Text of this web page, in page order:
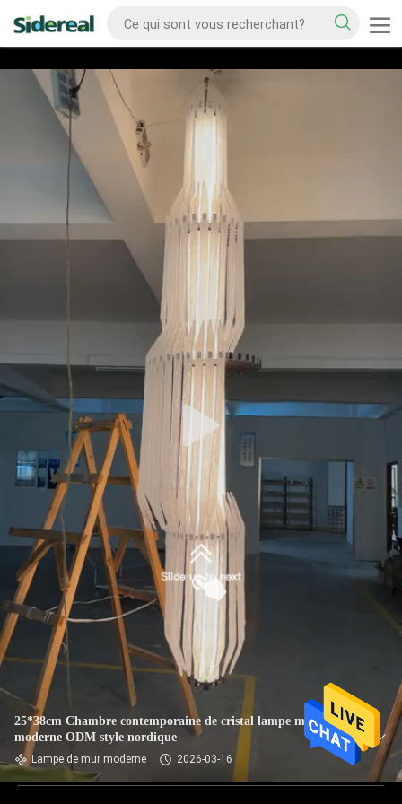
25*38cm Chambre contemporaine de cristal lampe murale
moderne ODM style nordique
Lampe de mur moderne 2026-03-16